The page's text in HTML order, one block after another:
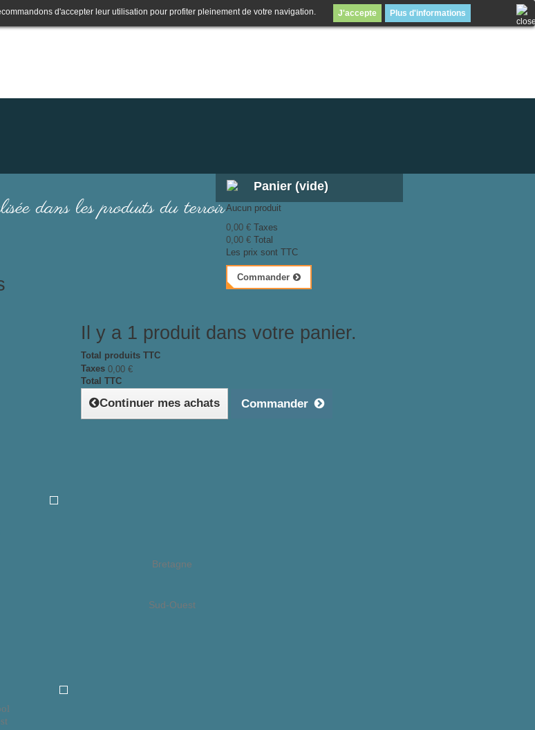
dans les produits du terroir
Panier (vide)
Aucun produit
0,00 € Taxes
0,00 € Total
Les prix sont TTC
Commander
Il y a 1 produit dans votre panier.
Total produits TTC
Taxes 0,00 €
Total TTC
Continuer mes achats Commander
Rhône Alpes
Bretagne
Sud-Ouest
d'accepter leur utilisation pour profiter pleinement de votre navigation. J'accepte Plus d'informations